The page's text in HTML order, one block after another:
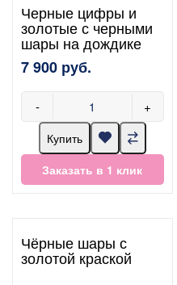
Черные цифры и
золотые с черными
шары на дождике
7 900 руб.
- +
Купить
Заказать в 1 клик
Чёрные шары с
золотой краской